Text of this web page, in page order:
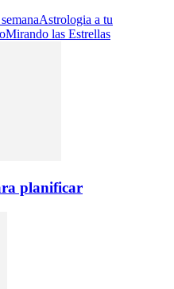
Astrologia a tu
Mirando las Estrellas
planificar